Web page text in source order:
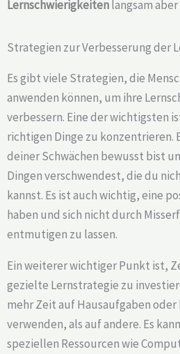
Lernschwierigkeitenlangsam
Strategien zur Verbesserung der
Es gibt viele Strategien, die
anwenden können, um ihre
verbessern. Eine der wichtigsten
richtigen Dinge zu konzentrieren.
deiner Schwächen bewusst bist
Dingen verschwendest, die du
kannst. Es ist auch wichtig, eine
haben und sich nicht durch
entmutigen zu lassen.
Ein weiterer wichtiger Punkt ist,
gezielte Lernstrategie zu
mehr Zeit auf Hausaufgaben
verwenden, als auf andere. Es
speziellen Ressourcen wie